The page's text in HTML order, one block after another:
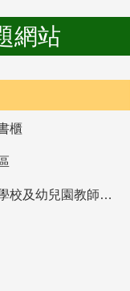
網站
櫃
教育部高中等以下學校及幼兒園教師資格檢定考試